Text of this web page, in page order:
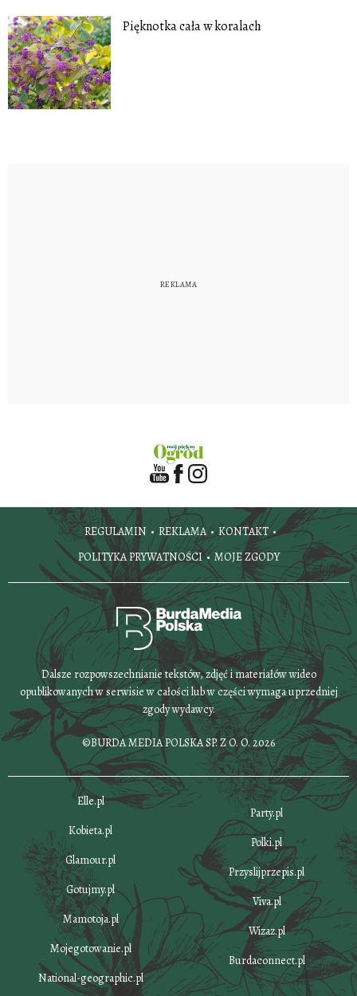
Pięknotka cała w koralach
REGULAMIN REKLAMA
KONTAKT
POLITYKA PRYWATNOŚCI
MOJE ZGODY
Dalsze rozpowszechnianie tekstów, zdjęć i materiałów wideo
opublikowanych w serwisie w całości lub w części wymaga uprzedniej
zgody wydawcy.
©BURDA MEDIA POLSKA SP. Z O. O. 2026
Elle.pl
Kobieta.pl
Glamour.pl
Gotujmy.pl
Mamotoja.pl
Mojegotowanie.pl
National-geographic.pl
Party.pl
Polki.pl
Przyslijprzepis.pl
Viva.pl
Wizaz.pl
Burdaconnect.pl